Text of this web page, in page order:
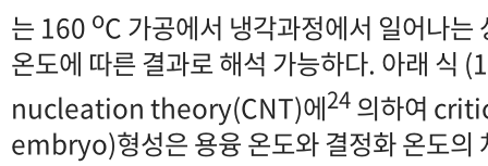
는 160 oC 가공에서 냉각과정에서 일어나는
온도에 따른 결과로 해석 가능하다. 아래 식
nucleation theory(CNT)에24의하여
embryo)형성은 용융 온도와 결정화 온도의